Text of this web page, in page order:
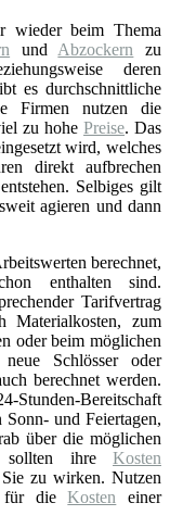
wieder beim Thema
undAbzockern zu
deren
es durchschnittliche
Firmen nutzen die
zu hohe Preise. Das
wird, welches
direkt aufbrechen
entstehen. Selbiges gilt
agieren und dann
berechnet,
enthalten sind.
Tarifvertrag
zum
oder beim möglichen
Schlösser oder
berechnet werden.
Stunden-Bereitschaft
Sonn- und Feiertagen,
über die möglichen
sollten ihre Kosten
zu wirken. Nutzen
für dieKosten einer